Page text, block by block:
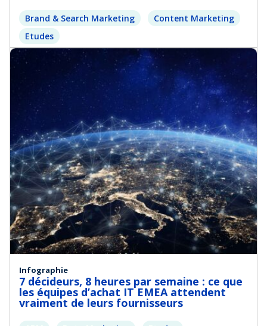
Brand & Search Marketing
Content Marketing
Etudes
Infographie
7 décideurs, 8 heures par semaine : ce que
les équipes d’achat IT EMEA attendent
vraiment de leurs fournisseurs